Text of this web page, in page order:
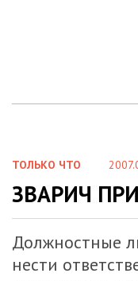
ТОЛЬКО ЧТО
ЗВАРИЧ
Должностные
нести